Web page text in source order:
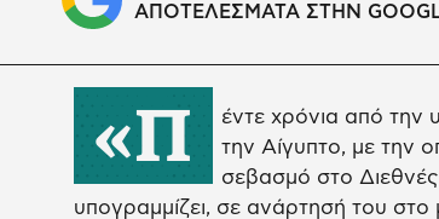
ΑΠΟΤΕΛΕΣΜΑΤΑ ΣΤΗΝ
«Π
έντε χρόνια από
την Αίγυπτο, με την
σεβασμό στο Διεθνές
υπογραμμίζει, σε ανάρτησή του